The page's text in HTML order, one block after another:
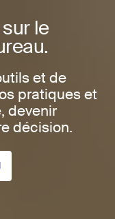
le
et de
pratiques et
devenir
décision.